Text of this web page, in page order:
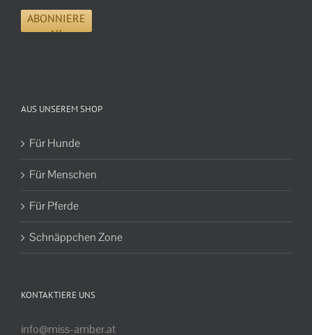
AUS UNSEREM SHOP
Für Hunde
Für Menschen
Für Pferde
Schnäppchen Zone
KONTAKTIERE UNS
info@miss-amber.at